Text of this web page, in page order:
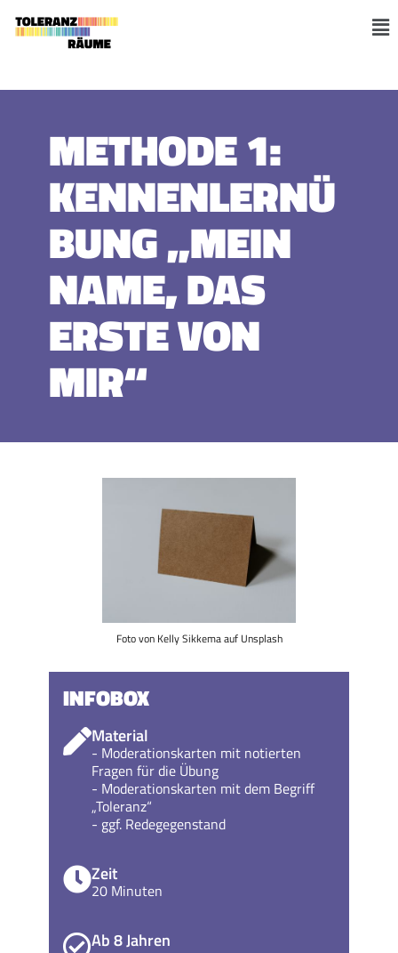
Inhalt
springen
METHODE 1:
KENNENLERNÜ
BUNG „MEIN
NAME, DAS
ERSTE VON
MIR“
Foto von Kelly Sikkema auf Unsplash
INFOBOX
Material
- Moderationskarten mit notierten
Fragen für die Übung
- Moderationskarten mit dem Begriff
„Toleranz“
- ggf. Redegegenstand
Zeit
20 Minuten
Ab 8 Jahren